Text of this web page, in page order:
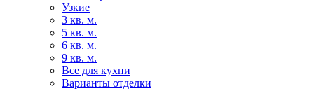
Узкие
3 кв. м.
5 кв. м.
6 кв. м.
9 кв. м.
Все для кухни
Варианты отделки